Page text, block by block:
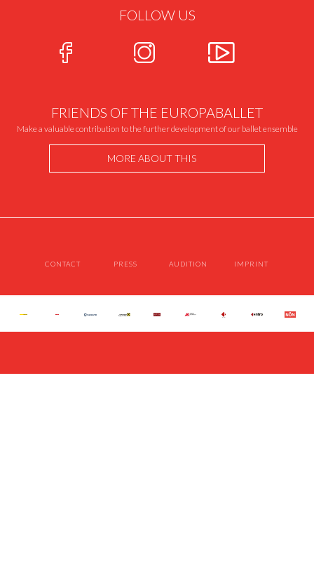
FOLLOW US
FRIENDS OF THE EUROPABALLET
Make a valuable contribution to the further development of our ballet ensemble
MORE ABOUT THIS
CONTACT PRESS AUDITION IMPRINT